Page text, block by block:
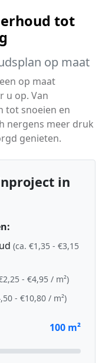
tot
op maat
op maat
u op. Van
tot snoeien en
nergens meer druk
genieten.
in
(ca. €1,35 - €3,15
- €4,95 / m²)
- €10,80 / m²)
100 m²